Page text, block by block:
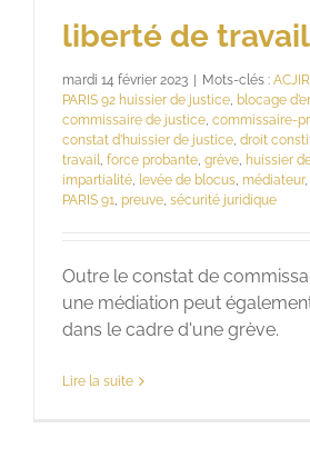
liberté de
mardi 14 février 2023 Mots-clés :
PARIS 92 huissier de justice, blocage
commissaire de justice, commissaire-
constat d’huissier de justice, droit
travail, force probante, grève, huissier
impartialité, levée de blocus, médiateur,
PARIS 91, preuve, sécurité juridique
Outre le constat de
une médiation peut
dans le cadre d'une grève.
Lire la suite